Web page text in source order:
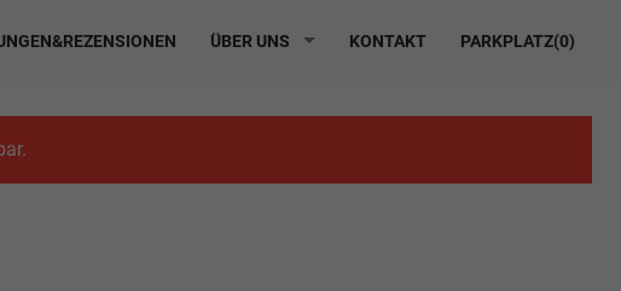
ÜBER UNS KONTAKT PARKPLATZ(0)